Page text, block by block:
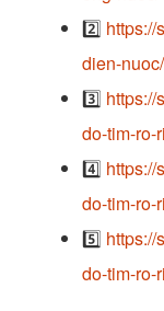
2️⃣
dien-nuoc/
3️⃣
do-tim-ro-
4️⃣
do-tim-ro-
5️⃣
do-tim-ro-